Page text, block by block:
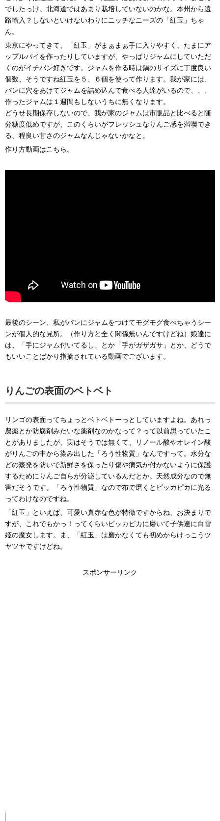
でしたっけ。北海道ではあまり栽培していないのかな。本州から遠
路輸入？しないといけないわりにニッチなニーズの「紅玉」ちゃ
ん。
東京にやってきて、「紅玉」がまぁまぁ手に入りやすく、たまにア
ップルパイを作ったりしていますが、やっぱりジャムにしていただ
くのがイチバン好きです。ジャムを作る時は鍋のサイズに丁度良い
個数、そうですね紅玉を５、６個を使って作ります。我が家には、
パンに穴をあけてジャムを詰め込んで食べる人達がいるので、、、
作ったジャムは１週間もしないうちに無くなります。
どうせ長期保存しないので、我が家のジャムは市販品と比べると随
分糖度低めですが、このくらいがフレッシュなりんご感を満喫でき
る、程良い甘さのジャムなんじゃないかなと。
作り方動画はこちら。
最後のシーン、私がパンにジャムをつけてモグモグ食べちゃうシー
ンが個人的な見所。（作り方と全く関係無いんですけどね）娘達に
は、「手にジャム付いてるし」とか「手がガザガサ」とか、どうで
もいいことばかり指摘されている動画でございます。
りんごの表面のベトベト
リンゴの表面ってちょっとベトベトーっとしていますよね。あれっ
農薬とか防腐剤みたいな薬剤なのかなって？って以前思っていたこ
とがありましたが、実はそうでは無くて、リノール酸やオレイン酸
がりんごの中から染み出した「ろう性物質」なんですって。水分な
どの蒸発を防いで新鮮さを保ったり傷や病気が付かないように保護
するためにりんご自らが分泌しているんだとか。天然成分なので無
害だそうです。「ろう性物質」なので布で磨くとピッカピカに光る
ってわけなのですね。
「紅玉」といえば、可愛い真赤な色が特徴ですからね、お決まりで
すが、これでもかっ！ってくらいピッカピカに磨いて子供達に白雪
姫の魔女します。ま、「紅玉」は磨かなくても初めからけっこうツ
ヤツヤですけどね。
スポンサーリンク